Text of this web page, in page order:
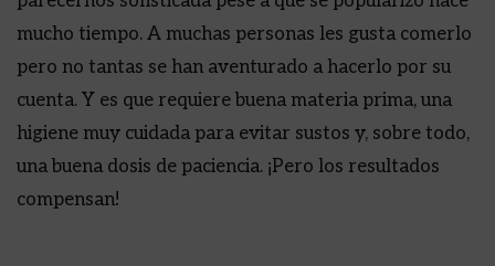
mucho tiempo. A muchas personas les gusta comerlo
pero no tantas se han aventurado a hacerlo por su
cuenta. Y es que requiere buena materia prima, una
higiene muy cuidada para evitar sustos y, sobre todo,
una buena dosis de paciencia. ¡Pero los resultados
compensan!